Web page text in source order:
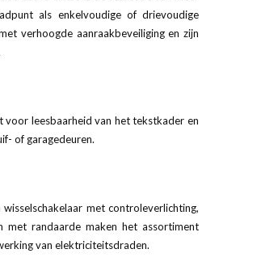
als enkelvoudige of drievoudige
verhoogde aanraakbeveiliging en zijn
voor leesbaarheid van het tekstkader en
of garagedeuren.
met controleverlichting,
met randaarde maken het assortiment
van elektriciteitsdraden.